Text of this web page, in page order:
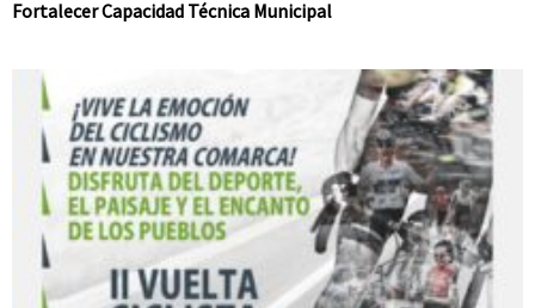
Fortalecer Capacidad Técnica Municipal